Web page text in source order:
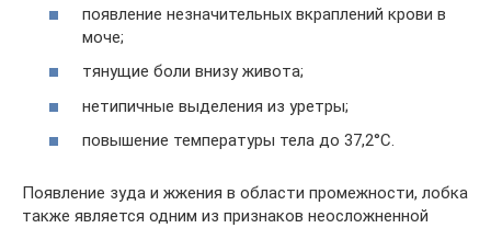
появление незначительных вкраплений крови в
моче;
тянущие боли внизу живота;
нетипичные выделения из уретры;
повышение температуры тела до 37,2°С.
Появление зуда и жжения в области промежности, лобка
также является одним из признаков неосложненной